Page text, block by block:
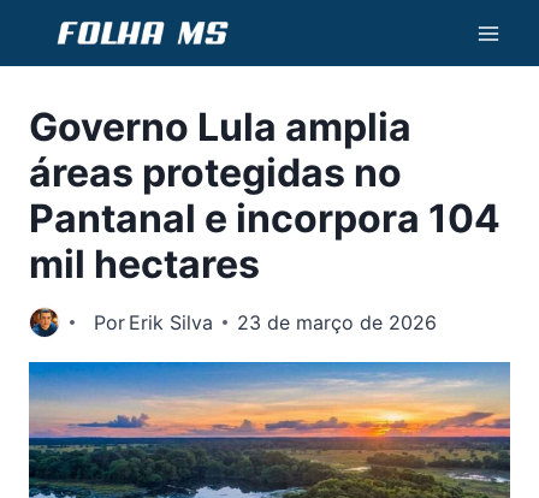
Conteúdo
Governo Lula amplia
áreas protegidas no
Pantanal e incorpora 104
mil hectares
Por Erik Silva 23 de março de 2026